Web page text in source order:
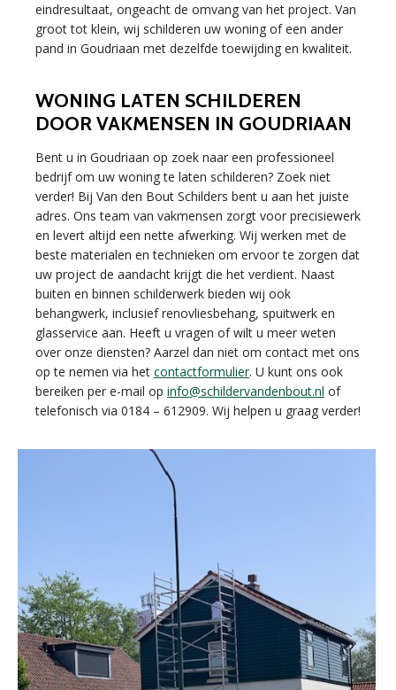
eindresultaat, ongeacht de omvang van het project. Van
groot tot klein, wij schilderen uw woning of een ander
pand in Goudriaan met dezelfde toewijding en kwaliteit.
WONING LATEN SCHILDEREN
DOOR VAKMENSEN IN GOUDRIAAN
Bent u in Goudriaan op zoek naar een professioneel
bedrijf om uw woning te laten schilderen? Zoek niet
verder! Bij Van den Bout Schilders bent u aan het juiste
adres. Ons team van vakmensen zorgt voor precisiewerk
en levert altijd een nette afwerking. Wij werken met de
beste materialen en technieken om ervoor te zorgen dat
uw project de aandacht krijgt die het verdient. Naast
buiten en binnen schilderwerk bieden wij ook
behangwerk, inclusief renovliesbehang, spuitwerk en
glasservice aan. Heeft u vragen of wilt u meer weten
over onze diensten? Aarzel dan niet om contact met ons
op te nemen via het contactformulier. U kunt ons ook
bereiken per e-mail op info@schildervandenbout.nl of
telefonisch via 0184 – 612909. Wij helpen u graag verder!